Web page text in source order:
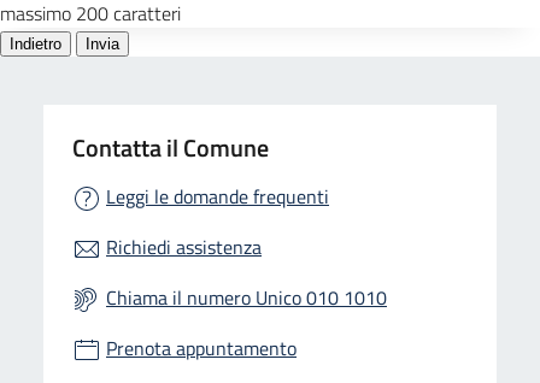
Contatta il Comune
Leggi le domande frequenti
Richiedi assistenza
Chiama il numero Unico 010 1010
Prenota appuntamento